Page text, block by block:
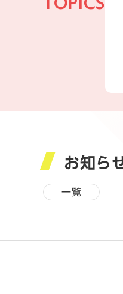
お知ら
一覧